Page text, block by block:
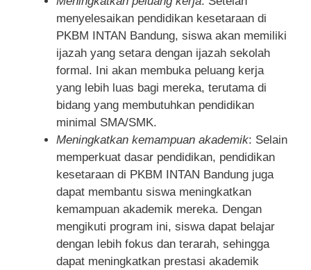
menyelesaikan pendidikan kesetaraan di
PKBM INTAN Bandung, siswa akan memiliki
ijazah yang setara dengan ijazah sekolah
formal. Ini akan membuka peluang kerja
yang lebih luas bagi mereka, terutama di
bidang yang membutuhkan pendidikan
minimal SMA/SMK.
Meningkatkan kemampuan akademik: Selain
memperkuat dasar pendidikan, pendidikan
kesetaraan di PKBM INTAN Bandung juga
dapat membantu siswa meningkatkan
kemampuan akademik mereka. Dengan
mengikuti program ini, siswa dapat belajar
dengan lebih fokus dan terarah, sehingga
dapat meningkatkan prestasi akademik